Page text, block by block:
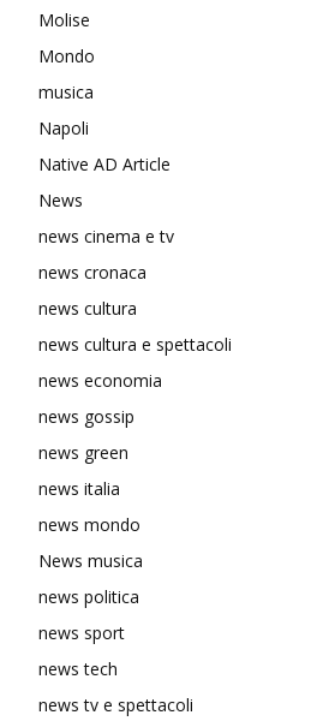
Molise
Mondo
musica
Napoli
Native AD Article
News
news cinema e tv
news cronaca
news cultura
news cultura e spettacoli
news economia
news gossip
news green
news italia
news mondo
News musica
news politica
news sport
news tech
news tv e spettacoli